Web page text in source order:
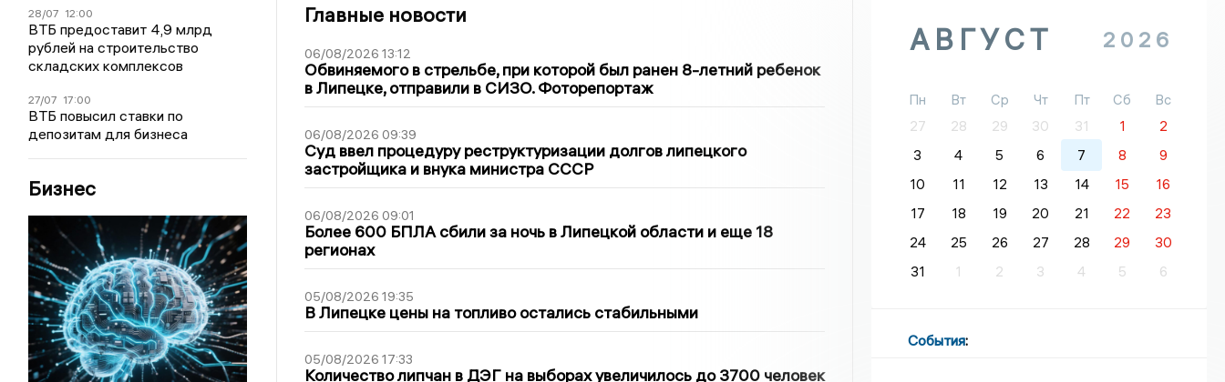
28/07 12:00
ВТБ предоставит 4,9 млрд
рублей на строительство
складских комплексов
27/07 17:00
ВТБ повысил ставки по
депозитам для бизнеса
Бизнес
Главные новости
06/08/2026 13:12
Обвиняемого в стрельбе, при которой был ранен 8-летний ребенок
в Липецке, отправили в СИЗО. Фоторепортаж
06/08/2026 09:39
Суд ввел процедуру реструктуризации долгов липецкого
застройщика и внука министра СССР
06/08/2026 09:01
Более 600 БПЛА сбили за ночь в Липецкой области и еще 18
регионах
05/08/2026 19:35
В Липецке цены на топливо остались стабильными
05/08/2026 17:33
Количество липчан в ДЭГ на выборах увеличилось до 3700 человек
АВГУСТ 2026
Пн Вт Ср Чт Пт Сб
Вс
27
28 29 30 31 1
2
3
4 5 6 7 8
9
10
11 12 13 14 15
16
17
18 19 20 21 22
23
24
25 26 27 28 29
30
31
1 2 3 4 5 6
События: